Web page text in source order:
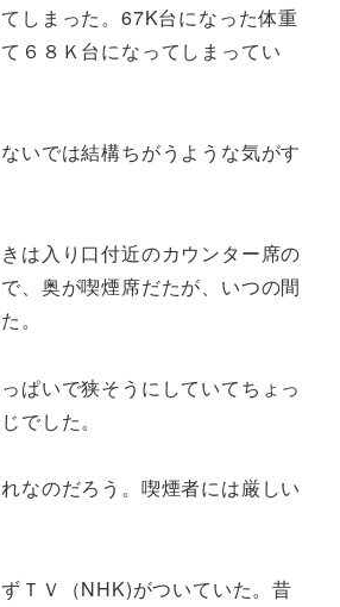
しまった。67K台になった体重
６８Ｋ台になってしまってい
いでは結構ちがうような気がす
は入り口付近のカウンター席の
、奥が喫煙席だたが、いつの間
。
ぱいで狭そうにしていてちょっ
でした。
なのだろう。喫煙者には厳しい
ＴＶ（NHK)がついていた。昔